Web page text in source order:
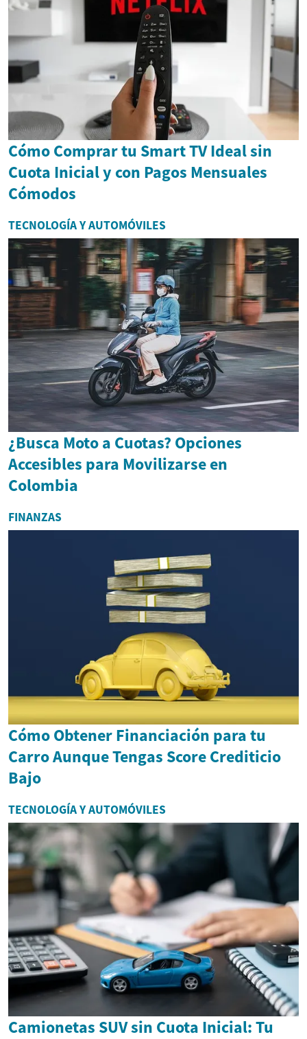
Cómo Comprar tu Smart TV Ideal sin
Cuota Inicial y con Pagos Mensuales
Cómodos
TECNOLOGÍA Y AUTOMÓVILES
¿Busca Moto a Cuotas? Opciones
Accesibles para Movilizarse en
Colombia
FINANZAS
Cómo Obtener Financiación para tu
Carro Aunque Tengas Score Crediticio
Bajo
TECNOLOGÍA Y AUTOMÓVILES
Camionetas SUV sin Cuota Inicial: Tu